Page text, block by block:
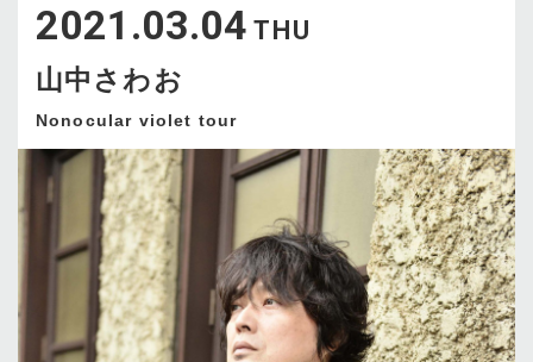
2
3 4 5
16
17
23
24 25
30
31
2021.03.04 THU
山中さわお
Nonocular violet tour